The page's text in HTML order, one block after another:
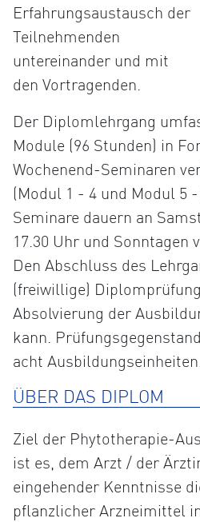
Erfahrungsaustausch der
Teilnehmenden
untereinander und mit
den Vortragenden.
Der Diplomlehrgang
Module (96 Stunden) in
Wochenend-Seminaren
(Modul 1 - 4 und Modul 5
Seminare dauern an
17.30 Uhr und Sonntagen
Den Abschluss des
(freiwillige)
Absolvierung der
kann.
acht
ÜBER DAS DIPLOM
Ziel der Phytotherapie-
ist es, dem Arzt / der
eingehender Kenntnisse
pflanzlicher Arzneimittel